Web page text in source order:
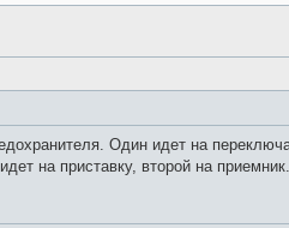
Один идет на
на приставку, второй на